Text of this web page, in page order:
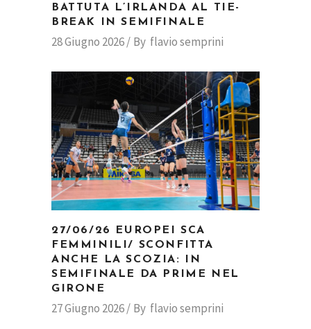
BATTUTA L’IRLANDA AL TIE-
BREAK IN SEMIFINALE
28 Giugno 2026 By flavio semprini
27/06/26 EUROPEI SCA
FEMMINILI/ SCONFITTA
ANCHE LA SCOZIA: IN
SEMIFINALE DA PRIME NEL
GIRONE
27 Giugno 2026 By flavio semprini